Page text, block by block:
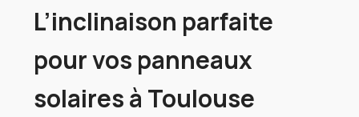
L’inclinaison parfaite
pour vos panneaux
solaires à Toulouse